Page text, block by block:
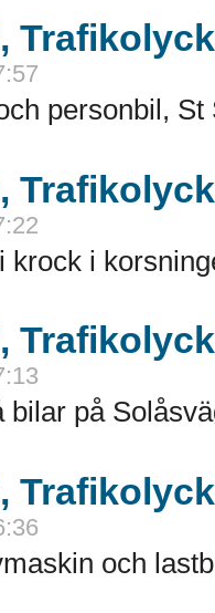
personbil, St
krock i
på
och